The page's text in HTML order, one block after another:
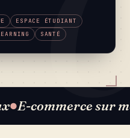
ESPACE ÉTUDIANT
SANTÉ
●E-commerce sur